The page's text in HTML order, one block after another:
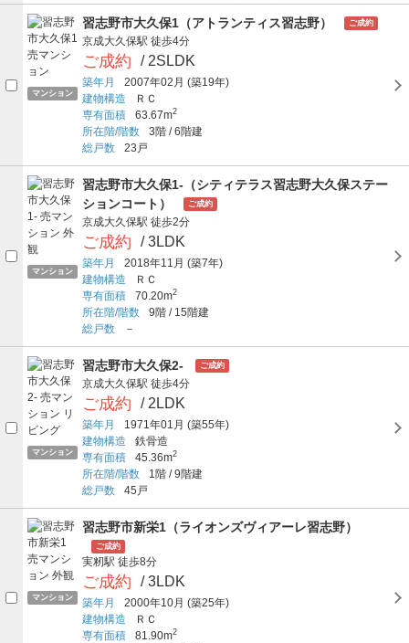
マンション
習志野市大久保1（アトランティス習志野） ご成約
京成大久保駅 徒歩4分
ご成約 / 2SLDK
築年月 2007年02月 (築19年)
建物構造
ＲＣ
専有面積
63.67m2
所在階/階数 3階 /6階建
総戸数
23戸
マンション
習志野市大久保1-（シティテラス習志野大久保ステー
ションコート）
ご成約
京成大久保駅 徒歩2分
ご成約 / 3LDK
築年月 2018年11月 (築7年)
建物構造
ＲＣ
専有面積
70.20m2
所在階/階数 9階 /15階建
総戸数
－
マンション
習志野市大久保2- ご成約
京成大久保駅 徒歩4分
ご成約 / 2LDK
築年月 1971年01月 (築55年)
建物構造
鉄骨造
専有面積
45.36m2
所在階/階数 1階 /9階建
総戸数
45戸
マンション
習志野市新栄1（ライオンズヴィアーレ習志野）
ご成約
実籾駅 徒歩8分
ご成約 / 3LDK
築年月 2000年10月 (築25年)
建物構造
ＲＣ
専有面積
81.90m2